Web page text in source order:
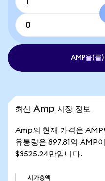
AMP을(를
최신 Amp 시장 정보
Amp의 현재 가격은
유통량은 897.81억 AMP
$3525.24만입니다.
시가총액